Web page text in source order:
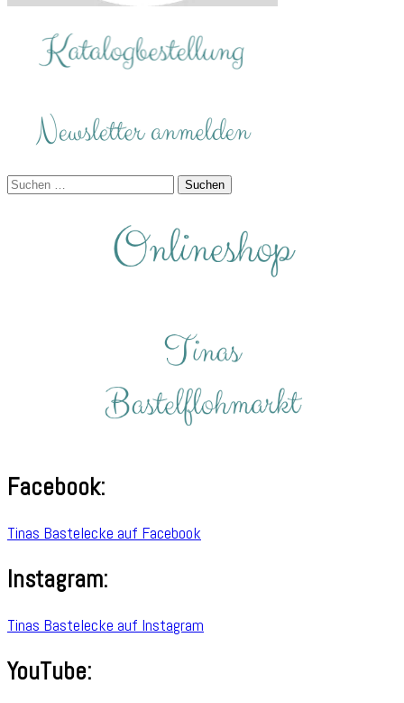
Suchen
Facebook:
Tinas Bastelecke auf Facebook
Instagram:
Tinas Bastelecke auf Instagram
YouTube: